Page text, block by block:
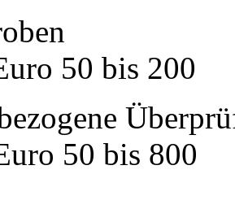
50 bis 200
50 bis 800